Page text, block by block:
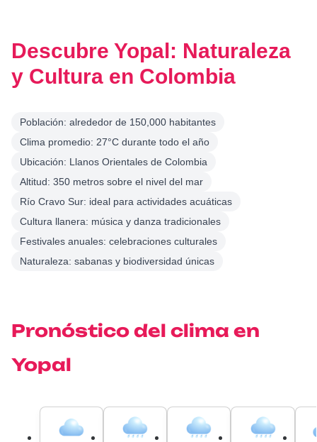
Descubre Yopal: Naturaleza
y Cultura en Colombia
Población: alrededor de 150,000 habitantes
Clima promedio: 27°C durante todo el año
Ubicación: Llanos Orientales de Colombia
Altitud: 350 metros sobre el nivel del mar
Río Cravo Sur: ideal para actividades acuáticas
Cultura llanera: música y danza tradicionales
Festivales anuales: celebraciones culturales
Naturaleza: sabanas y biodiversidad únicas
Pronóstico del clima en
Yopal